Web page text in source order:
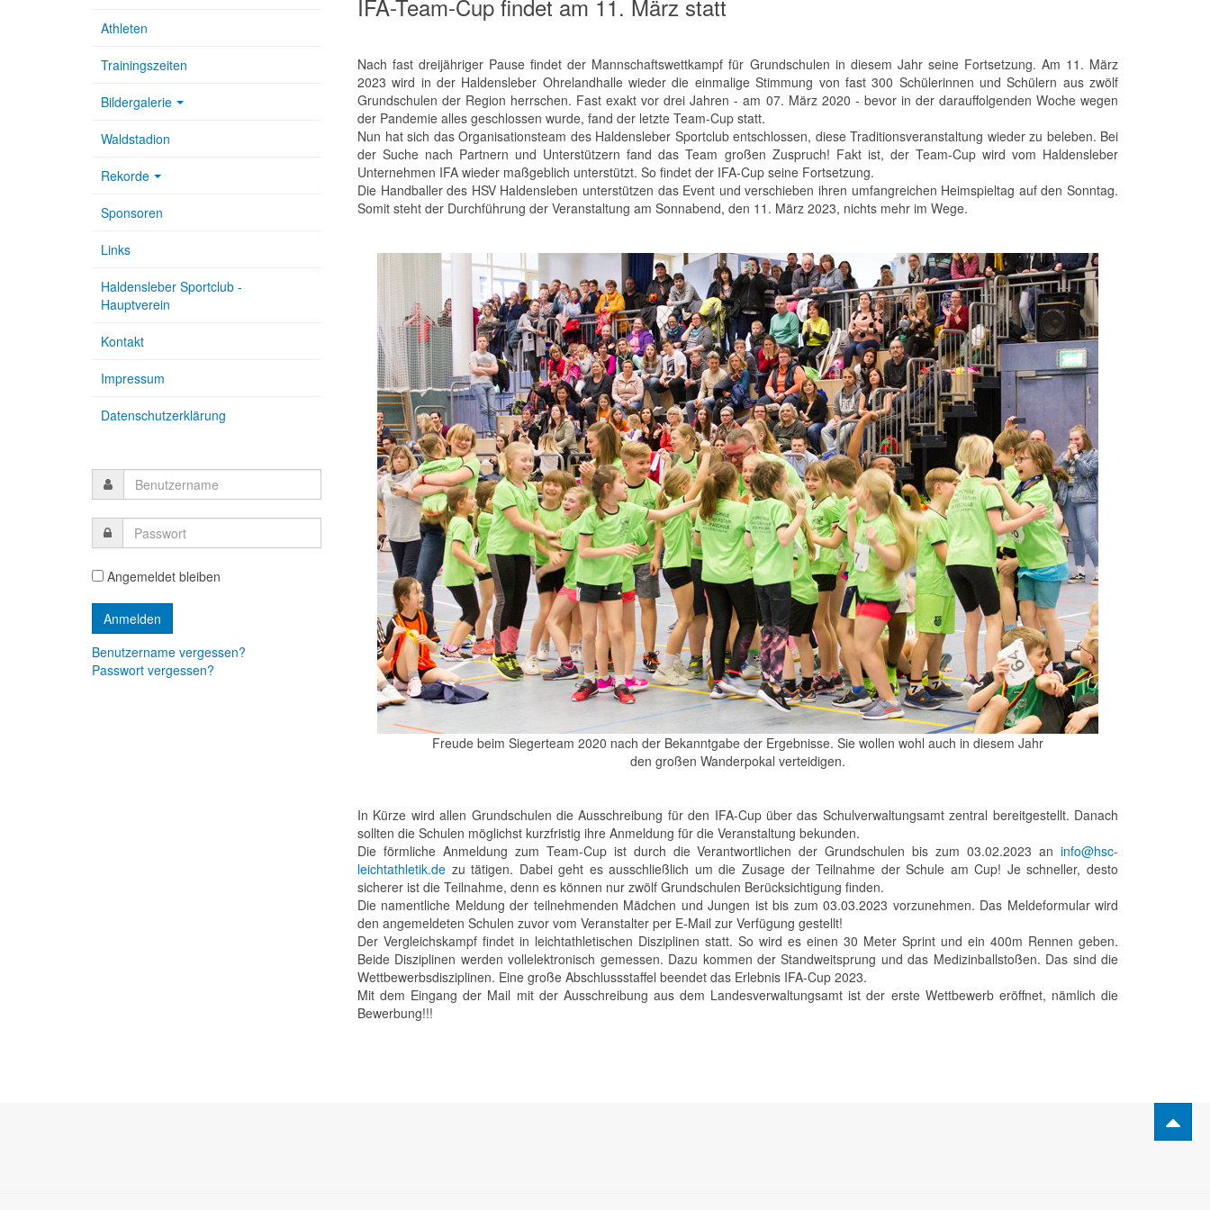
IFA-Team-Cup findet am 11. März statt
Nach fast dreijähriger Pause findet der Mannschaftswettkampf für Grundschulen in diesem Jahr seine Fortsetzung. Am 11. März
2023 wird in der Haldensleber Ohrelandhalle wieder die einmalige Stimmung von fast 300 Schülerinnen und Schülern aus zwölf
Grundschulen der Region herrschen. Fast exakt vor drei Jahren - am 07. März 2020 - bevor in der darauffolgenden Woche wegen
der Pandemie alles geschlossen wurde, fand der letzte Team-Cup statt.
Nun hat sich das Organisationsteam des Haldensleber Sportclub entschlossen, diese Traditionsveranstaltung wieder zu beleben. Bei
der Suche nach Partnern und Unterstützern fand das Team großen Zuspruch! Fakt ist, der Team-Cup wird vom Haldensleber
Unternehmen IFA wieder maßgeblich unterstützt. So findet der IFA-Cup seine Fortsetzung.
Die Handballer des HSV Haldensleben unterstützen das Event und verschieben ihren umfangreichen Heimspieltag auf den Sonntag.
Somit steht der Durchführung der Veranstaltung am Sonnabend, den 11. März 2023, nichts mehr im Wege.
Freude beim Siegerteam 2020 nach der Bekanntgabe der Ergebnisse. Sie wollen wohl auch in diesem Jahr
den großen Wanderpokal verteidigen.
In Kürze wird allen Grundschulen die Ausschreibung für den IFA-Cup über das Schulverwaltungsamt zentral bereitgestellt. Danach
sollten die Schulen möglichst kurzfristig ihre Anmeldung für die Veranstaltung bekunden.
Die förmliche Anmeldung zum Team-Cup ist durch die Verantwortlichen der Grundschulen bis zum 03.02.2023 an info@hsc-
leichtathletik.de zu tätigen. Dabei geht es ausschließlich um die Zusage der Teilnahme der Schule am Cup! Je schneller, desto
sicherer ist die Teilnahme, denn es können nur zwölf Grundschulen Berücksichtigung finden.
Die namentliche Meldung der teilnehmenden Mädchen und Jungen ist bis zum 03.03.2023 vorzunehmen. Das Meldeformular wird
den angemeldeten Schulen zuvor vom Veranstalter per E-Mail zur Verfügung gestellt!
Der Vergleichskampf findet in leichtathletischen Disziplinen statt. So wird es einen 30 Meter Sprint und ein 400m Rennen geben.
Beide Disziplinen werden vollelektronisch gemessen. Dazu kommen der Standweitsprung und das Medizinballstoßen. Das sind die
Wettbewerbsdisziplinen. Eine große Abschlussstaffel beendet das Erlebnis IFA-Cup 2023.
Mit dem Eingang der Mail mit der Ausschreibung aus dem Landesverwaltungsamt ist der erste Wettbewerb eröffnet, nämlich die
Bewerbung!!!
Athleten
Trainingszeiten
Bildergalerie
Waldstadion
Rekorde
Sponsoren
Links
Haldensleber Sportclub -
Hauptverein
Kontakt
Impressum
Datenschutzerklärung
Angemeldet bleiben
Benutzername vergessen?
Passwort vergessen?